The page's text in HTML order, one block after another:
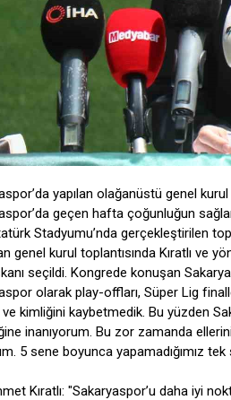
yapılan olağanüstü genel
geçen hafta çoğunluğun
Stadyumu’nda gerçekleştirilen
genel kurul toplantısında Kıratlı ve
seçildi. Kongrede konuşan
olarak play-offları, Süper Lig
kimliğini kaybetmedik. Bu yüzden
inanıyorum. Bu zor zamanda
5 sene boyunca yapamadığımız tek
Kıratlı: "Sakaryaspor’u daha iyi